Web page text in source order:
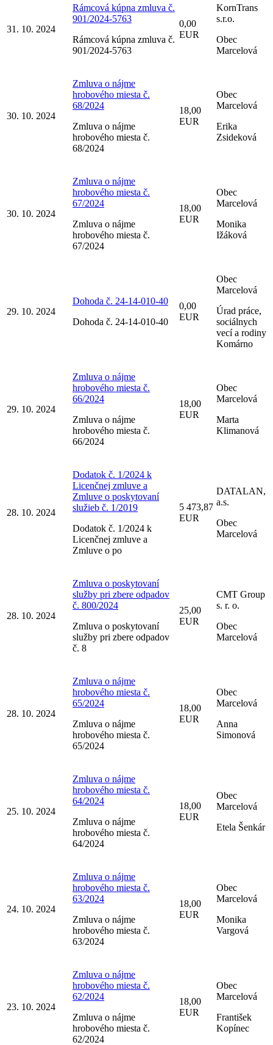
31. 10. 2024
Rámcová kúpna zmluva č.
901/2024-5763
Rámcová kúpna zmluva č.
901/2024-5763
0,00
EUR
KornTrans
s.r.o.
Obec
Marcelová
30. 10. 2024
Zmluva o nájme
hrobového miesta č.
68/2024
Zmluva o nájme
hrobového miesta č.
68/2024
18,00
EUR
Obec
Marcelová
Erika
Zsideková
30. 10. 2024
Zmluva o nájme
hrobového miesta č.
67/2024
Zmluva o nájme
hrobového miesta č.
67/2024
18,00
EUR
Obec
Marcelová
Monika
Ižáková
29. 10. 2024
Dohoda č. 24-14-010-40
Dohoda č. 24-14-010-40
0,00
EUR
Obec
Marcelová
Úrad práce,
sociálnych
vecí a rodiny
Komárno
29. 10. 2024
Zmluva o nájme
hrobového miesta č.
66/2024
Zmluva o nájme
hrobového miesta č.
66/2024
18,00
EUR
Obec
Marcelová
Marta
Klimanová
28. 10. 2024
Dodatok č. 1/2024 k
Licenčnej zmluve a
Zmluve o poskytovaní
služieb č. 1/2019
Dodatok č. 1/2024 k
Licenčnej zmluve a
Zmluve o po
5 473,87
EUR
DATALAN,
a.s.
Obec
Marcelová
28. 10. 2024
Zmluva o poskytovaní
služby pri zbere odpadov
č. 800/2024
Zmluva o poskytovaní
služby pri zbere odpadov
č. 8
25,00
EUR
CMT Group
s. r. o.
Obec
Marcelová
28. 10. 2024
Zmluva o nájme
hrobového miesta č.
65/2024
Zmluva o nájme
hrobového miesta č.
65/2024
18,00
EUR
Obec
Marcelová
Anna
Simonová
25. 10. 2024
Zmluva o nájme
hrobového miesta č.
64/2024
Zmluva o nájme
hrobového miesta č.
64/2024
18,00
EUR
Obec
Marcelová
Etela Šenkár
24. 10. 2024
Zmluva o nájme
hrobového miesta č.
63/2024
Zmluva o nájme
hrobového miesta č.
63/2024
18,00
EUR
Obec
Marcelová
Monika
Vargová
23. 10. 2024
Zmluva o nájme
hrobového miesta č.
62/2024
Zmluva o nájme
hrobového miesta č.
62/2024
18,00
EUR
Obec
Marcelová
František
Kopínec